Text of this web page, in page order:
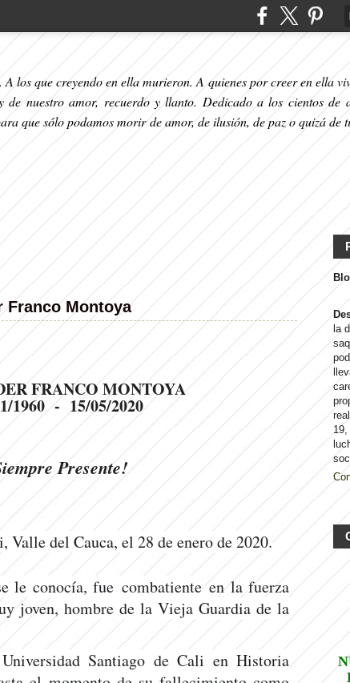
los que creyendo en ella murieron. A quienes por creer en ella
nuestro amor, recuerdo y llanto. Dedicado a los cientos de
que sólo podamos morir de amor, de ilusión, de paz o quizá de
Franco Montoya
FRANCO MONTOYA
1960 - 15/05/2020
Presente!
Valle del Cauca, el 28 de enero de 2020.
le conocía, fue combatienteen la fuerza
joven, hombre de la Vieja Guardia de la
Santiago de Cali en Historia
la